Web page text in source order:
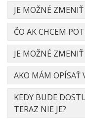
JE MOŽNÉ
ČO AK CHCEM
JE MOŽNÉ
AKO MÁM OPÍSAŤ
KEDY BUDE
TERAZ NIE JE?